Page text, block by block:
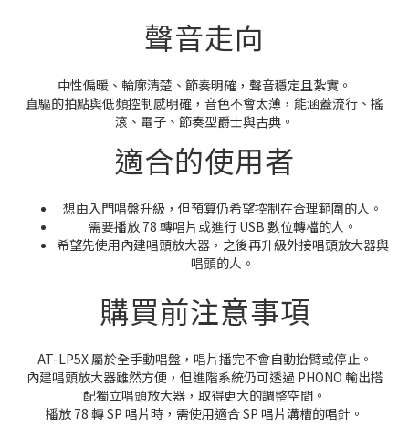
聲音走向
中性偏暖、輪廓清楚、節奏明確，聲音穩定且紮實。
直驅的拍點與低頻控制感明確，音色不會太薄，能涵蓋流行、搖
滾、電子、節奏型爵士與古典。
適合的使用者
想由入門唱盤升級，但預算仍希望控制在合理範圍的人。
需要播放 78 轉唱片或進行 USB 數位轉檔的人。
希望先使用內建唱頭放大器，之後再升級外接唱頭放大器與
唱頭的人。
購買前注意事項
AT-LP5X 屬於全手動唱盤，唱片播完不會自動抬臂或停止。
內建唱頭放大器雖然方便，但進階系統仍可透過 PHONO 輸出搭
配獨立唱頭放大器，取得更大的調整空間。
播放 78 轉 SP 唱片時，需使用適合 SP 唱片溝槽的唱針。